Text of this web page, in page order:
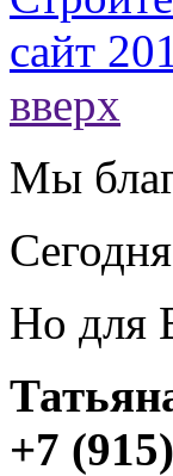
вверх
Мы
Но для
+7